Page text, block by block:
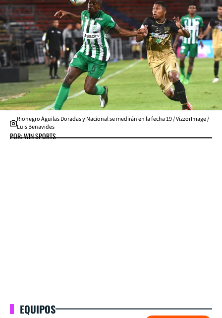
Rionegro Águilas Doradas y Nacional se medirán en la fecha 19 / VizzorImage /
Luis Benavides
POR: WIN SPORTS
EQUIPOS